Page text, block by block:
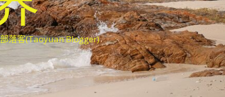
落客(Taoyuan Blogger)